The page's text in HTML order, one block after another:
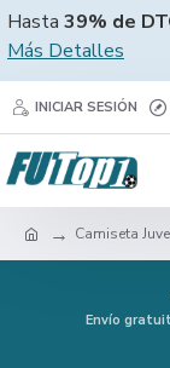
Hasta 39% de
Más Detalles
INICIAR SESIÓN
Camiseta
Envío